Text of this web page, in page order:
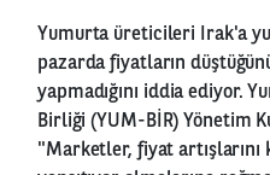
Yumurta üreticileri Irak'a
pazarda fiyatların
yapmadığını iddia ediyor.
Birliği (YUM-BİR) Yönetim
"Marketler, fiyat artışlarını